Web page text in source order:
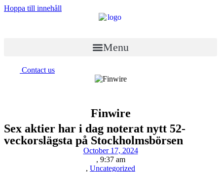
Hoppa till innehåll
Menu
Contact us
Finwire
Sex aktier har i dag noterat nytt 52-
veckorslägsta på Stockholmsbörsen
October 17, 2024
, 9:37 am
, Uncategorized